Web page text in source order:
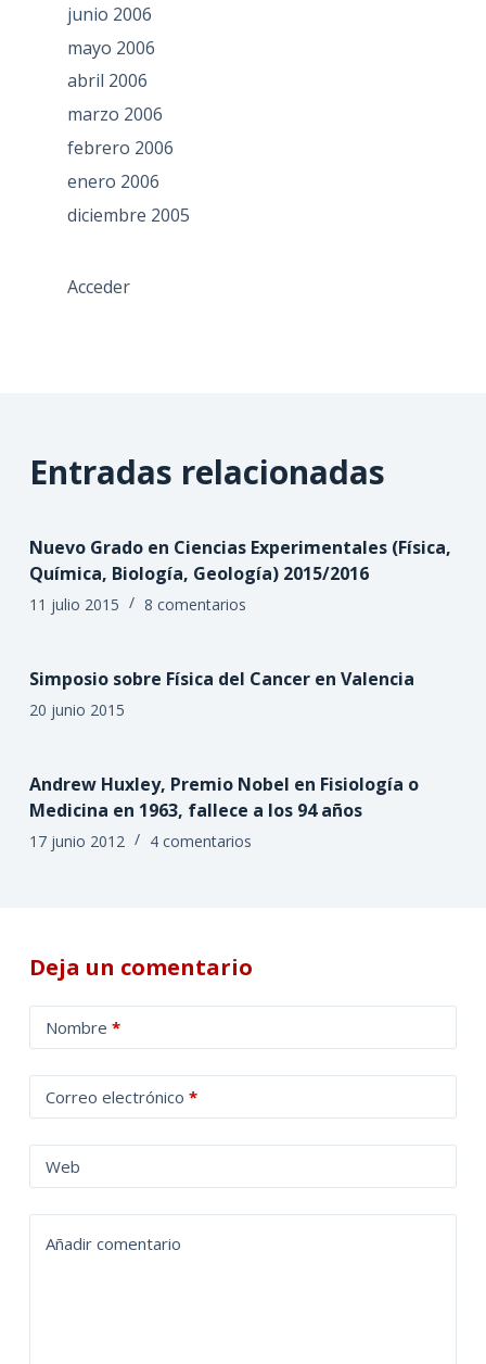
junio 2006
mayo 2006
abril 2006
marzo 2006
febrero 2006
enero 2006
diciembre 2005
Acceder
Entradas relacionadas
Nuevo Grado en Ciencias Experimentales (Física,
Química, Biología, Geología) 2015/2016
11 julio 2015 8 comentarios
Simposio sobre Física del Cancer en Valencia
20 junio 2015
Andrew Huxley, Premio Nobel en Fisiología o
Medicina en 1963, fallece a los 94 años
17 junio 2012 4 comentarios
Deja un comentario
Nombre *
Correo electrónico *
Web
Añadir comentario
l
t
a
t